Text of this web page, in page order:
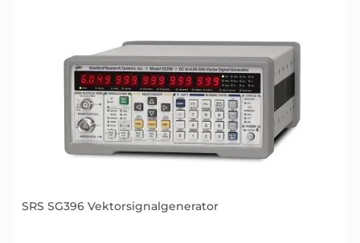
SRS SG396 Vektorsignalgenerator